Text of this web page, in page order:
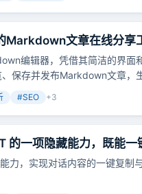
Markdown文章在线分享
编辑器，凭借其简洁的界面
保存并发布Markdown文章，
呢？
#SEO +3
的一项隐藏能力，既能一
力，实现对话内容的一键复制